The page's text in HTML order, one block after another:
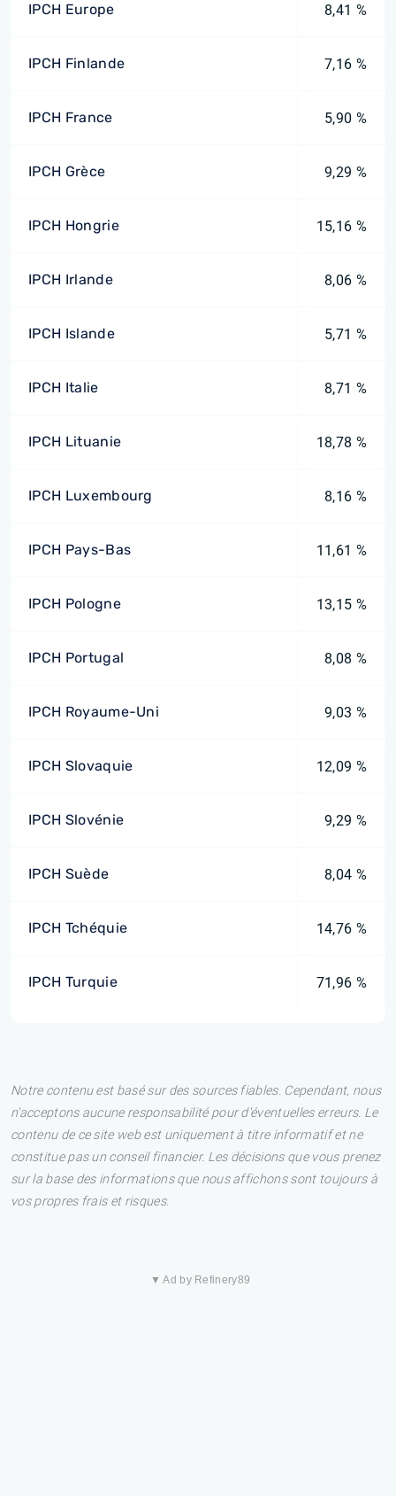
IPCH Europe 8,41 %
IPCH Finlande 7,16 %
IPCH France 5,90 %
IPCH Grèce 9,29 %
IPCH Hongrie 15,16 %
IPCH Irlande 8,06 %
IPCH Islande 5,71 %
IPCH Italie 8,71 %
IPCH Lituanie 18,78 %
IPCH Luxembourg 8,16 %
IPCH Pays-Bas 11,61 %
IPCH Pologne 13,15 %
IPCH Portugal 8,08 %
IPCH Royaume-Uni 9,03 %
IPCH Slovaquie 12,09 %
IPCH Slovénie 9,29 %
IPCH Suède 8,04 %
IPCH Tchéquie 14,76 %
IPCH Turquie 71,96 %
Notre contenu est basé sur des sources fiables. Cependant, nous
n'acceptons aucune responsabilité pour d'éventuelles erreurs. Le
contenu de ce site web est uniquement à titre informatif et ne
constitue pas un conseil financier. Les décisions que vous prenez
sur la base des informations que nous affichons sont toujours à
vos propres frais et risques.
▼ Ad by Refinery89